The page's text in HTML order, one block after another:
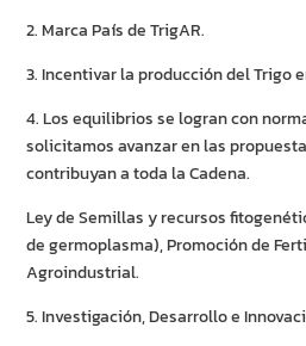
2. Marca País de TrigAR.
3. Incentivar la producción del Trigo
4. Los equilibrios se logran con
solicitamos avanzar en las
contribuyan a toda la Cadena.
Ley de Semillas y recursos
de germoplasma), Promoción de
Agroindustrial.
5. Investigación, Desarrollo e